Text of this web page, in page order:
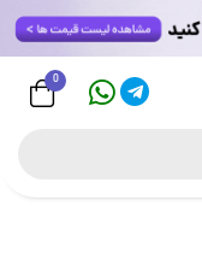
0